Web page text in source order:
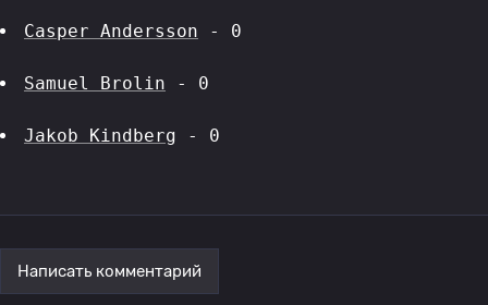
Casper Andersson - 0
Samuel Brolin - 0
Jakob Kindberg - 0
Написать комментарий